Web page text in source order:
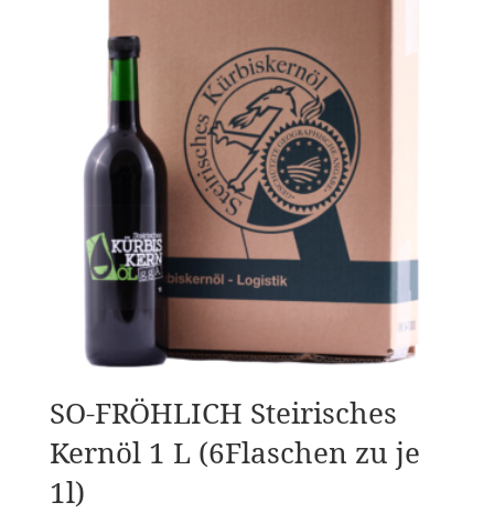
SO-FRÖHLICH Steirisches
Kernöl 1 L (6Flaschen zu je
1l)